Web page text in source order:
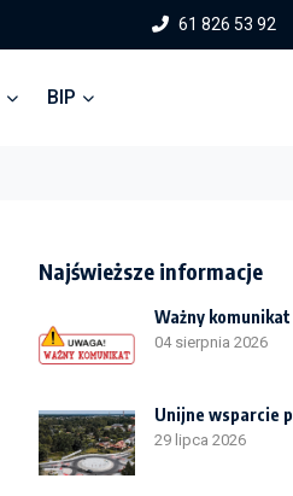
61 826 53 92
BIP
Najświeższe informacje
Ważny komunikat
04 sierpnia 2026
Unijne wsparcie
29 lipca 2026